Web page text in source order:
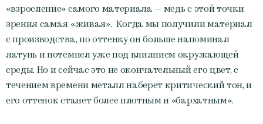
«взросление» самого материала — медь с этой точки
зрения самая «живая». Когда мы получили материал
с производства, по оттенку он больше напоминал
латунь и потемнел уже под влиянием окружающей
среды. Но и сейчас это не окончательный его цвет, с
течением времени металл наберет критический тон, и
его оттенок станет более плотным и «бархатным».